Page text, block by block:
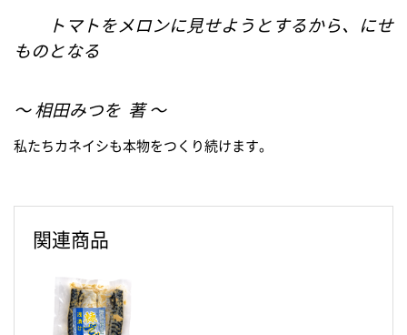
トマトをメロンに見せようとするから、にせ
ものとなる
～ 相田みつを 著 ～
私たちカネイシも本物をつくり続けます。
関連商品